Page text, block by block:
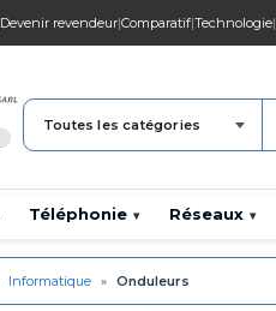
Devenir revendeur|Comparatif|Technologie|
Toutes les catégories
Téléphonie ▾ Réseaux ▾
Informatique » Onduleurs